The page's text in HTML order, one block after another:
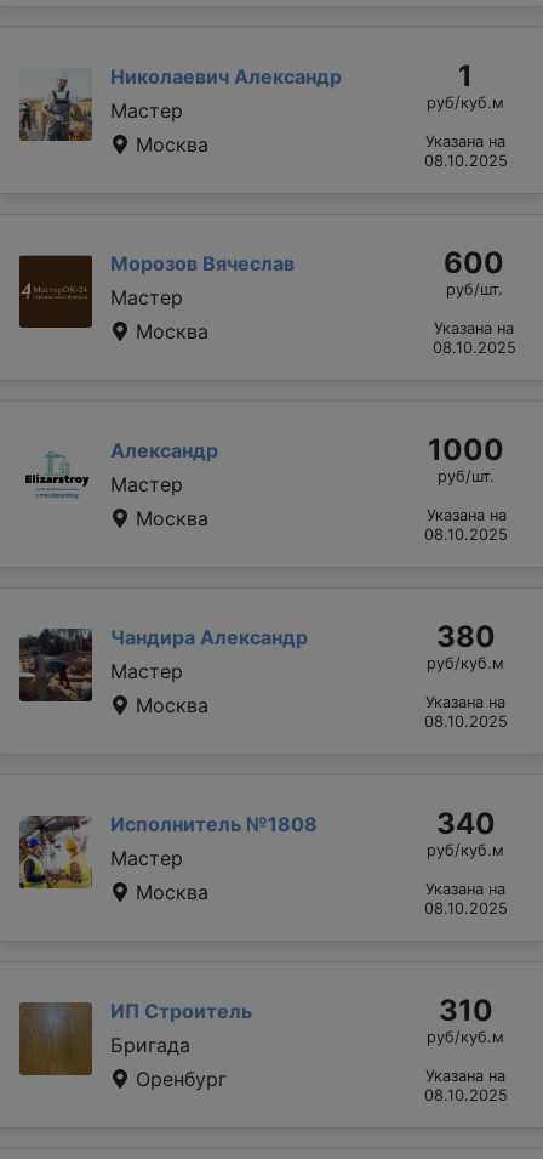
Николаевич Александр
Мастер
Москва
1
руб/куб.м
Указана на
08.10.2025
Морозов Вячеслав
Мастер
Москва
600
руб/шт.
Указана на
08.10.2025
Александр
Мастер
Москва
1000
руб/шт.
Указана на
08.10.2025
Чандира Александр
Мастер
Москва
380
руб/куб.м
Указана на
08.10.2025
Исполнитель №1808
Мастер
Москва
340
руб/куб.м
Указана на
08.10.2025
ИП Строитель
Бригада
Оренбург
310
руб/куб.м
Указана на
08.10.2025